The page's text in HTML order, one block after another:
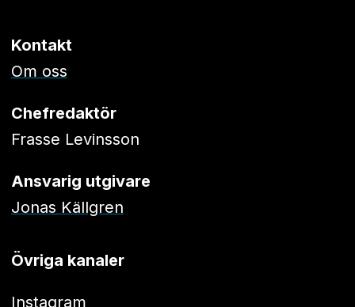
Kontakt
Om oss
Chefredaktör
Frasse Levinsson
Ansvarig utgivare
Jonas Källgren
Övriga kanaler
Instagram